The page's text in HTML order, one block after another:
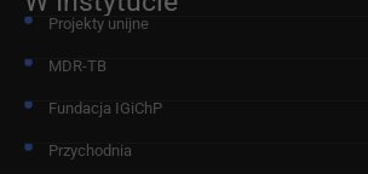
Projekty unijne
MDR-TB
Fundacja IGiChP
Przychodnia